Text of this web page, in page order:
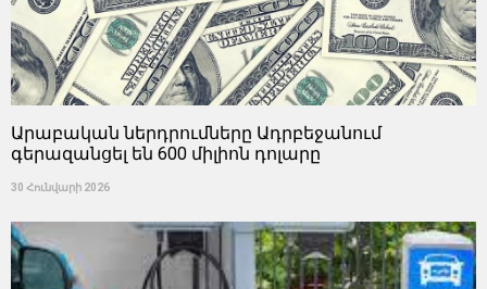
Արաբական ներդրումները Ադրբեջանում
գերազանցել են 600 միլիոն դոլարը
30 Հունվարի 2026